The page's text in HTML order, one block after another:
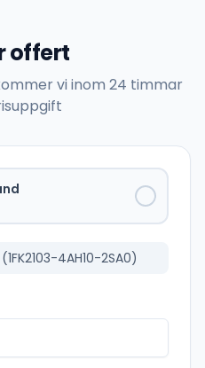
offert
vi inom 24 timmar
4AH10-2SA0)